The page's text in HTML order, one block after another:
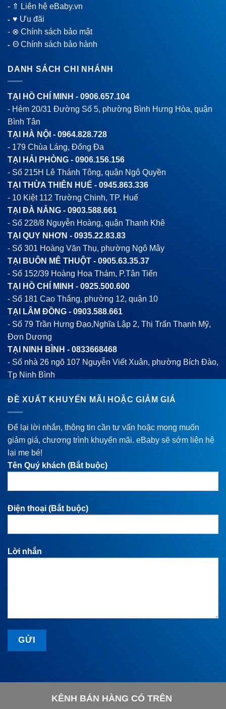
- ⇑ Liên hệ eBaby.vn
-♥ Ưu đãi
- ⊗ Chính sách bảo mật
-Θ Chính sách bảo hành
DANH SÁCH CHI NHÁNH
TẠI HỒ CHÍ MINH - 0906.657.104
- Hẻm 20/31 Đường Số 5, phường Bình Hưng Hòa, quận
Bình Tân
TẠI HÀ NỘI - 0964.828.728
- 179 Chùa Láng, Đống Đa
TẠI HẢI PHÒNG - 0906.156.156
- Số 215H Lê Thánh Tông, quận Ngô Quyền
TẠI THỪA THIÊN HUẾ - 0945.863.336
- 10 Kiệt 112 Trường Chinh, TP. Huế
TẠI ĐÀ NẴNG - 0903.588.661
- Số 228/8 Nguyễn Hoàng, quận Thanh Khê
TẠI QUY NHƠN - 0935.22.83.83
- Số 301 Hoàng Văn Thụ, phường Ngô Mây
TẠI BUÔN MÊ THUỘT - 0905.63.35.37
- Số 152/39 Hoàng Hoa Thám, P.Tân Tiến
TẠI HỒ CHÍ MINH - 0925.500.600
- Số 181 Cao Thắng, phường 12, quận 10
TẠI LÂM ĐỒNG - 0903.588.661
- Số 79 Trần Hưng Đạo,Nghĩa Lập 2, Thị Trấn Thạnh Mỹ,
Đơn Dương
TẠI NINH BÌNH - 0833668468
- Số nhà 26 ngõ 107 Nguyễn Viết Xuân, phường Bích Đào,
Tp Ninh Bình
ĐỀ XUẤT KHUYẾN MÃI HOẶC GIẢM GIÁ
Để lại lời nhắn, thông tin cần tư vấn hoặc mong muốn
giảm giá, chương trình khuyến mãi. eBaby sẽ sớm liện hệ
lại mẹ bé!
Tên Quý khách (Bắt buộc)
Điện thoại (Bắt buộc)
Lời nhắn
KÊNH BÁN HÀNG CÓ TRÊN